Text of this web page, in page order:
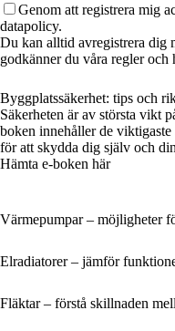
Genom att registrera mig
datapolicy.
Du kan alltid avregistrera dig
godkänner du våra regler och
Byggplatssäkerhet: tips och
Säkerheten är av största vikt
boken innehåller de
för att skydda dig själv och
Hämta e-boken här
Värmepumpar – möjligheter
Elradiatorer – jämför
Fläktar – förstå skillnaden